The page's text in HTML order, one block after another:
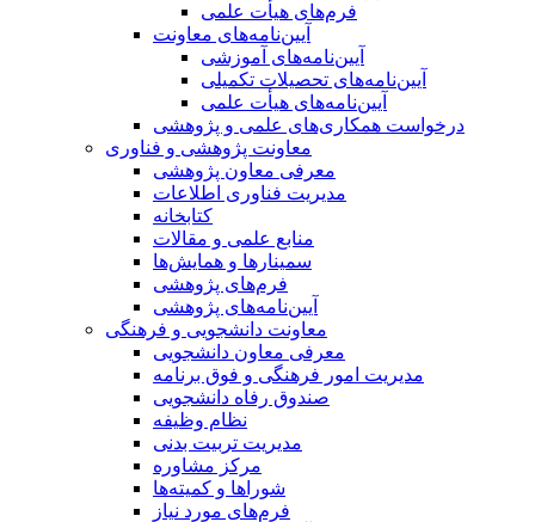
فرم‌های هیأت علمی
آیین‌نامه‌های معاونت
آیین‌نامه‌های آموزشی
آیین‌نامه‌های تحصیلات تکمیلی
آیین‌نامه‌های هیأت علمی
درخواست همکاری‌های علمی و پژوهشی
معاونت پژوهشی و فناوری
معرفی معاون پژوهشی
مدیریت فناوری اطلاعات
کتابخانه
منابع علمی و مقالات
سمینارها و همایش‌ها
فرم‌های پژوهشی
آیین‌نامه‌های پژوهشی
معاونت دانشجویی و فرهنگی
معرفی معاون دانشجویی
مدیریت امور فرهنگی و فوق برنامه
صندوق رفاه دانشجویی
نظام وظیفه
مدیریت تربیت بدنی
مرکز مشاوره
شوراها و کمیته‌ها
فرم‌های مورد نیاز